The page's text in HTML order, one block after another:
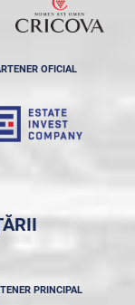
OFICIAL
PRINCIPAL